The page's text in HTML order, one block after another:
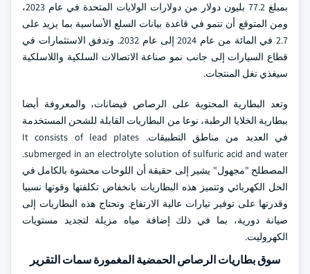
بمبلغ 77.2 بليون دولار من دولارات الولايات المتحدة في عام 2023،
ومن المتوقع أن تنمو في قاعدة بيانات السلع الأساسية بما يزيد على
2.7 في المائة من عام 2024 إلى عام 2032. وتدفق الاستثمارات في
قطاع السيارات إلى جانب نمو صناعة الاتصالات السلكية واللاسلكية
سيغذي تغل المنتجات.
وتعد البطارية المحتوية على الرصاص فيضانات، والمعروفة أيضا
ببطارية الخلايا الرطبة، نوعا من البطاريات القابلة للشحن المستخدمة
في العديد من مناطق التطبيقات. It consists of lead plates
submerged in an electrolyte solution of sulfuric acid and water.
المصطلح "مجهول" يشير إلى حقيقة أن اللوحات محشوة بالكامل في
الحل الكهربائي وتتميز هذه البطاريات بانخفاض تكلفتها وقوتها نسبيا
وقدرتها على توفير تيارات عالية الارتفاع. وتحتاج هذه البطاريات إلى
صيانة دورية، بما في ذلك إضافة مياه مزيلة لتجديد مستويات
الكهروليت.
سوق بطاريات الرصاص الحمضية المغمورة سمات التقرير